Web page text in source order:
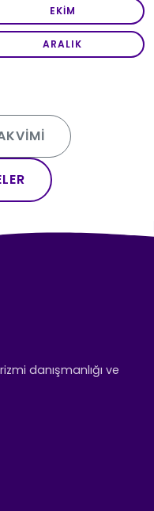
EKIM
ARALIK
danışmanlığı ve